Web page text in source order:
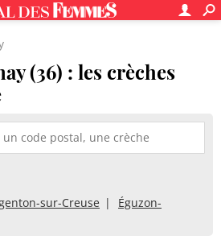
(36) : les crèches
sur-Creuse
Éguzon-